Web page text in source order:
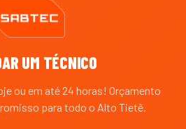
UM TÉCNICO
ou em até 24 horas! Orçamento
para todo o Alto Tietê.